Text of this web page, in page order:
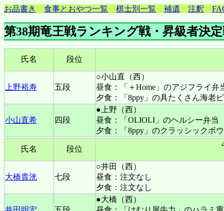
お品書き 食事とおやつ一覧 棋士別一覧 補遺 注釈
第38期竜王戦ランキング戦・昇級者決
氏名 段位
上野裕寿 五段
○小山直（西）
昼食：「＋Home」のアジフライ弁
夕食：「8ppy」の具たくさん海老
小山直希 四段
●上野（西）
昼食：「OLIOLI」のヘルシー弁当
夕食：「8ppy」のクラッシックボ
氏名 段位
大橋貴洸 七段
○井田（西）
昼食：注文なし
夕食：注文なし
●大橋（西）